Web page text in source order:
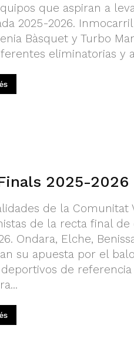
que aspiran a
2025-2026.
Bàsquet y Turbo
eliminatorias y
2025-2026
de la Comunitat
de la recta final
Ondara, Elche,
su apuesta por el
de